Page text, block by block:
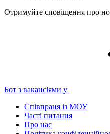
Отримуйте сповіщення про
Бот з вакансіями у
Співпраця із МОУ
Часті питання
Про нас